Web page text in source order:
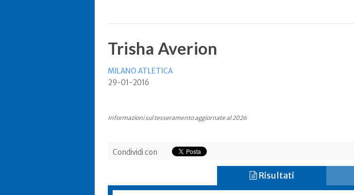
Trisha Averion
MILANO ATLETICA
29-01-2016
Informazioni sul tesseramento aggiornate al 2026
Condividi con
Risultati